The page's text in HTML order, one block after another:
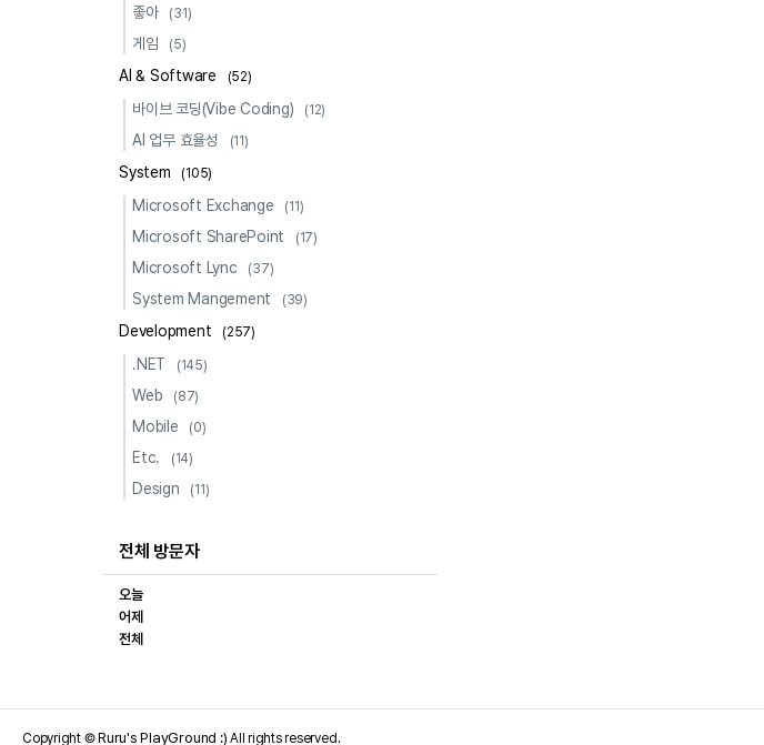
좋아 (31)
게임 (5)
AI & Software (52)
바이브 코딩(Vibe Coding) (12)
AI 업무 효율성 (11)
System (105)
Microsoft Exchange (11)
Microsoft SharePoint (17)
Microsoft Lync (37)
System Mangement (39)
Development (257)
.NET (145)
Web (87)
Mobile (0)
Etc. (14)
Design (11)
전체 방문자
오늘
어제
전체
Copyright ©Ruru's PlayGround :) All rights reserved.